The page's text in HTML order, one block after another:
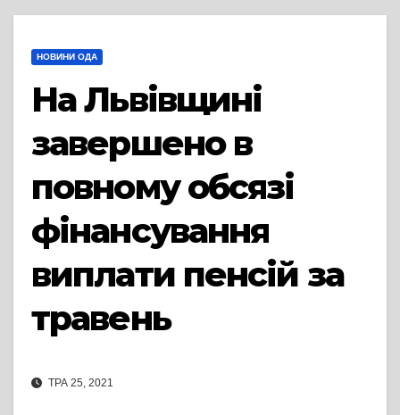
НОВИНИ ОДА
На Львівщині
завершено в
повному обсязі
фінансування
виплати пенсій за
травень
ТРА 25, 2021